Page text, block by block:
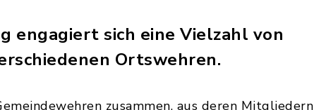
engagiert sich eine Vielzahl von
Ortswehren.
zusammen, aus deren Mitgliedern